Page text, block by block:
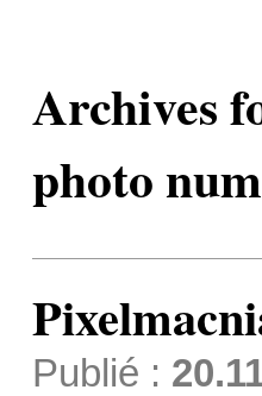
Archives
photo
Publié :